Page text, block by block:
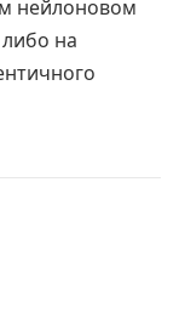
нейлоновом
на